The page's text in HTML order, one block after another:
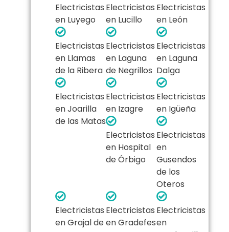
Electricistas
en Luyego
Electricistas
en Lucillo
Electricistas
en León
Electricistas
en Llamas
de la Ribera
Electricistas
en Laguna
de Negrillos
Electricistas
en Laguna
Dalga
Electricistas
en Joarilla
de las Matas
Electricistas
en Izagre
Electricistas
en Igüeña
Electricistas
en Hospital
de Órbigo
Electricistas
en
Gusendos
de los
Oteros
Electricistas
en Grajal de
Electricistas
en Gradefes
Electricistas
en